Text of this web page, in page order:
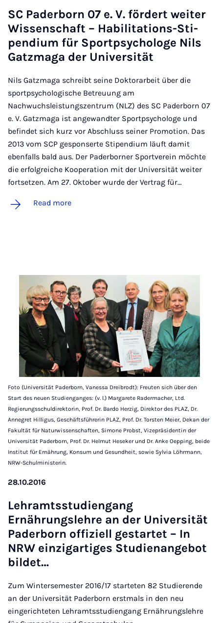
SC Pader­born 07 e. V. fördert weit­er
Wis­senschaft – Ha­bil­it­a­tions-Sti­
pen­di­um für Sport­psy­cho­loge Nils
Gatzmaga der Uni­versität
Nils Gatzmaga schreibt seine Doktorarbeit über die
sportpsychologische Betreuung am
Nachwuchsleistungszentrum (NLZ) des SC Paderborn 07
e. V. Gatzmaga ist angewandter Sportpsychologe und
befindet sich kurz vor Abschluss seiner Promotion. Das
2013 vom SCP gesponserte Stipendium läuft damit
ebenfalls bald aus. Der Paderborner Sportverein möchte
die erfolgreiche Kooperation mit der Universität weiter
fortsetzen. Am 27. Oktober wurde der Vertrag für…
Read more
Foto (Universität Paderborn, Vanessa Dreibrodt): Freuten sich über den
Start des neuen Studienganges: (v. l.) Margarete Radermacher, Ltd.
Regierungsschuldirektorin, Prof. Dr. Bardo Herzig, Direktor des PLAZ, Dr.
Annegret Hilligus, Geschäftsführerin PLAZ, Prof. Dr. Torsten Meier, Dekan der
Fakultät für Naturwissenschaften, Simone Probst, Vizepräsidentin der
Universität Paderborn, Prof. Dr. Helmut Heseker und Dr. Anke Oepping, beide
Institut für Ernährung, Konsum und Gesundheit, sowie Sylvia Löhrmann,
NRW-Schulministerin.
28.10.2016
Lehramtsstud­i­engang
Ernährungslehre an der Uni­versität
Pader­born of­f­iz­i­ell ge­star­tet – In
NRW ein­z­igartiges Stud­i­en­ange­bot
bil­det…
Zum Wintersemester 2016/17 starteten 82 Studierende
an der Universität Paderborn erstmals in den neu
eingerichteten Lehramtsstudiengang Ernährungslehre